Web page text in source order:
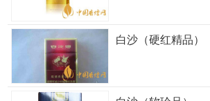
白沙（硬红精品）